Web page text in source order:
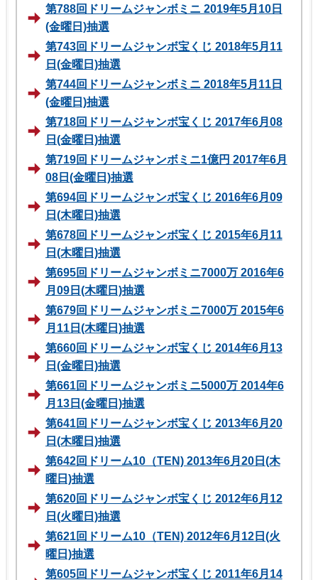
第788回ドリームジャンボミニ 2019年5月10日
(金曜日)抽選
第743回ドリームジャンボ宝くじ 2018年5月11
日(金曜日)抽選
第744回ドリームジャンボミニ 2018年5月11日
(金曜日)抽選
第718回ドリームジャンボ宝くじ 2017年6月08
日(金曜日)抽選
第719回ドリームジャンボミニ1億円 2017年6月
08日(金曜日)抽選
第694回ドリームジャンボ宝くじ 2016年6月09
日(木曜日)抽選
第678回ドリームジャンボ宝くじ 2015年6月11
日(木曜日)抽選
第695回ドリームジャンボミニ7000万 2016年6
月09日(木曜日)抽選
第679回ドリームジャンボミニ7000万 2015年6
月11日(木曜日)抽選
第660回ドリームジャンボ宝くじ 2014年6月13
日(金曜日)抽選
第661回ドリームジャンボミニ5000万 2014年6
月13日(金曜日)抽選
第641回ドリームジャンボ宝くじ 2013年6月20
日(木曜日)抽選
第642回ドリーム10（TEN) 2013年6月20日(木
曜日)抽選
第620回ドリームジャンボ宝くじ 2012年6月12
日(火曜日)抽選
第621回ドリーム10（TEN) 2012年6月12日(火
曜日)抽選
第605回ドリームジャンボ宝くじ 2011年6月14